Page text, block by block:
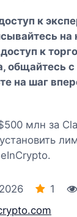
к
на
к
общайтесь
на шаг
млн за
1